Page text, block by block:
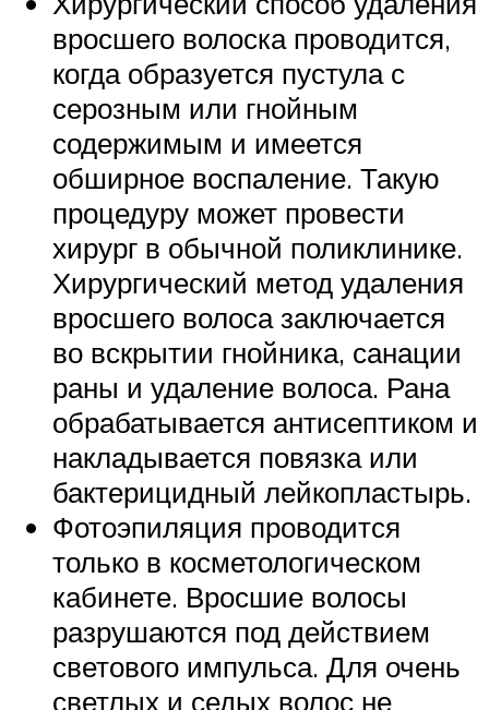
вросшего волоска проводится,
когда образуется пустула с
серозным или гнойным
содержимым и имеется
обширное воспаление. Такую
процедуру может провести
хирург в обычной поликлинике.
Хирургический метод удаления
вросшего волоса заключается
во вскрытии гнойника, санации
раны и удаление волоса. Рана
обрабатывается антисептиком и
накладывается повязка или
бактерицидный лейкопластырь.
Фотоэпиляция проводится
только в косметологическом
кабинете. Вросшие волосы
разрушаются под действием
светового импульса. Для очень
светлых и седых волос не